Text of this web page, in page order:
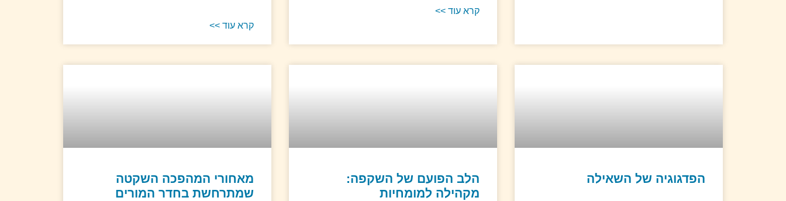
קרא עוד >>
קרא עוד >>
הפדגוגיה של השאילה
הלב הפועם של השקפה:
מקהילה למומחיות
מאחורי המהפכה השקטה
שמתרחשת בחדר המורים